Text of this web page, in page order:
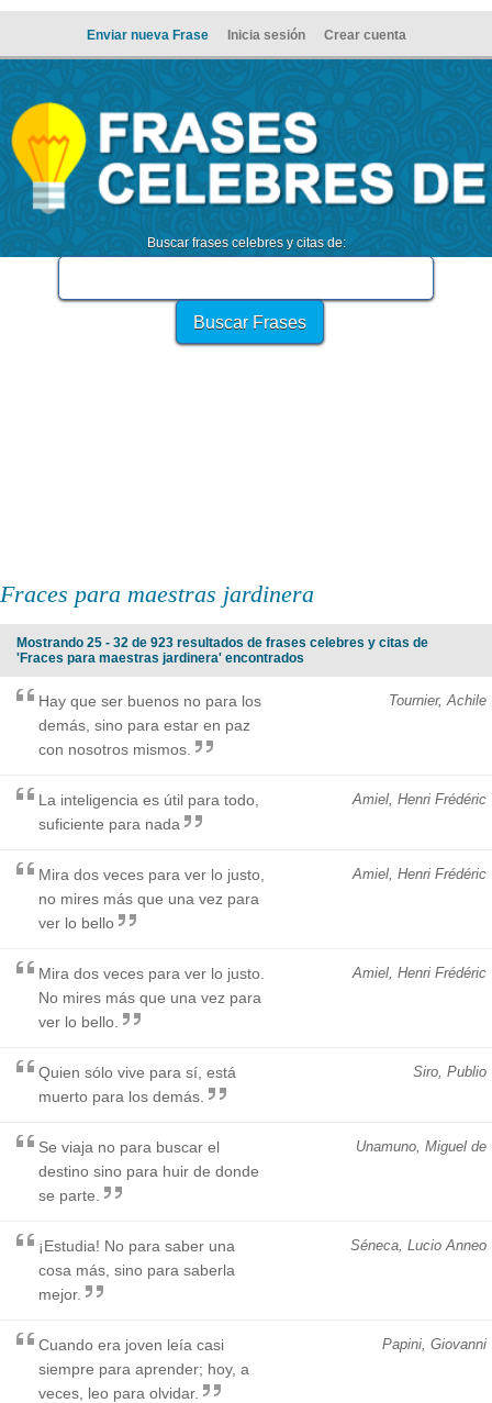
Enviar nueva Frase Inicia sesión Crear cuenta
Buscar frases celebres y citas de:
Fraces para maestras jardinera
Mostrando 25 - 32 de 923 resultados de frases celebres y citas de
'Fraces para maestras jardinera' encontrados
Tournier, Achile
Hay que ser buenos no para los
demás, sino para estar en paz
con nosotros mismos.
Amiel, Henri Frédéric
La inteligencia es útil para todo,
suficiente para nada
Amiel, Henri Frédéric
Mira dos veces para ver lo justo,
no mires más que una vez para
ver lo bello
Amiel, Henri Frédéric
Mira dos veces para ver lo justo.
No mires más que una vez para
ver lo bello.
Siro, Publio
Quien sólo vive para sí, está
muerto para los demás.
Unamuno, Miguel de
Se viaja no para buscar el
destino sino para huir de donde
se parte.
Séneca, Lucio Anneo
¡Estudia! No para saber una
cosa más, sino para saberla
mejor.
Papini, Giovanni
Cuando era joven leía casi
siempre para aprender; hoy, a
veces, leo para olvidar.